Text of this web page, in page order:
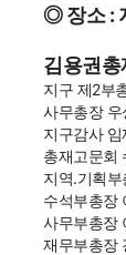
◎ 장소 :
김용권총
지구 제2부
사무총장 우
지구감사 임
총재고문회
지역.기획부
수석부총장
사무부총장
재무부총장